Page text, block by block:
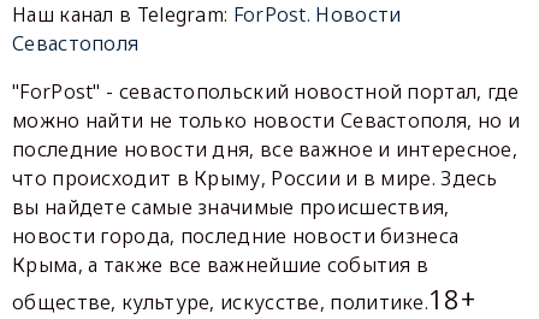
Наш канал в Telegram: ForPost. Новости
Севастополя
"ForPost" - севастопольский новостной портал, где
можно найти не только новости Севастополя, но и
последние новости дня, все важное и интересное,
что происходит в Крыму, России и в мире. Здесь
вы найдете самые значимые происшествия,
новости города, последние новости бизнеса
Крыма, а также все важнейшие события в
обществе, культуре, искусстве, политике.18+